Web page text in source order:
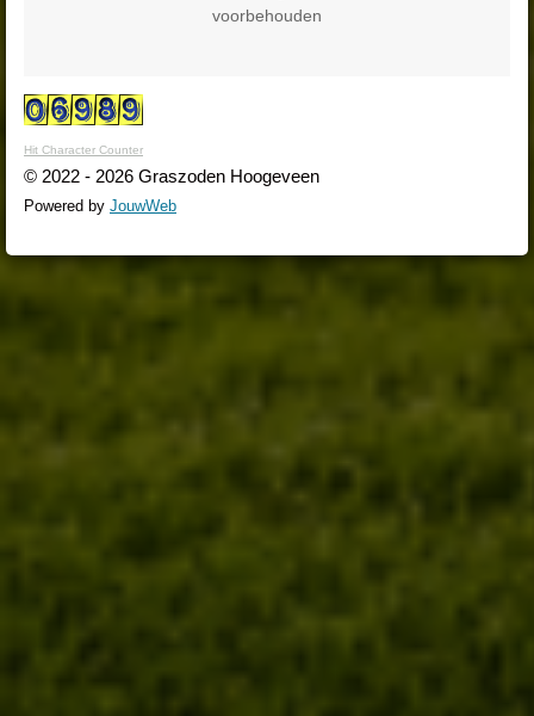
voorbehouden
Hit Character Counter
© 2022 - 2026 Graszoden Hoogeveen
Powered by JouwWeb